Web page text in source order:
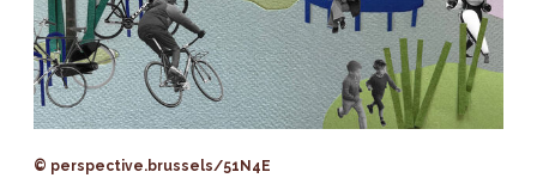
© perspective.brussels/51N4E